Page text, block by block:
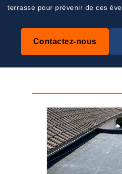
terrasse pour prévenir de ces
Contactez-nous